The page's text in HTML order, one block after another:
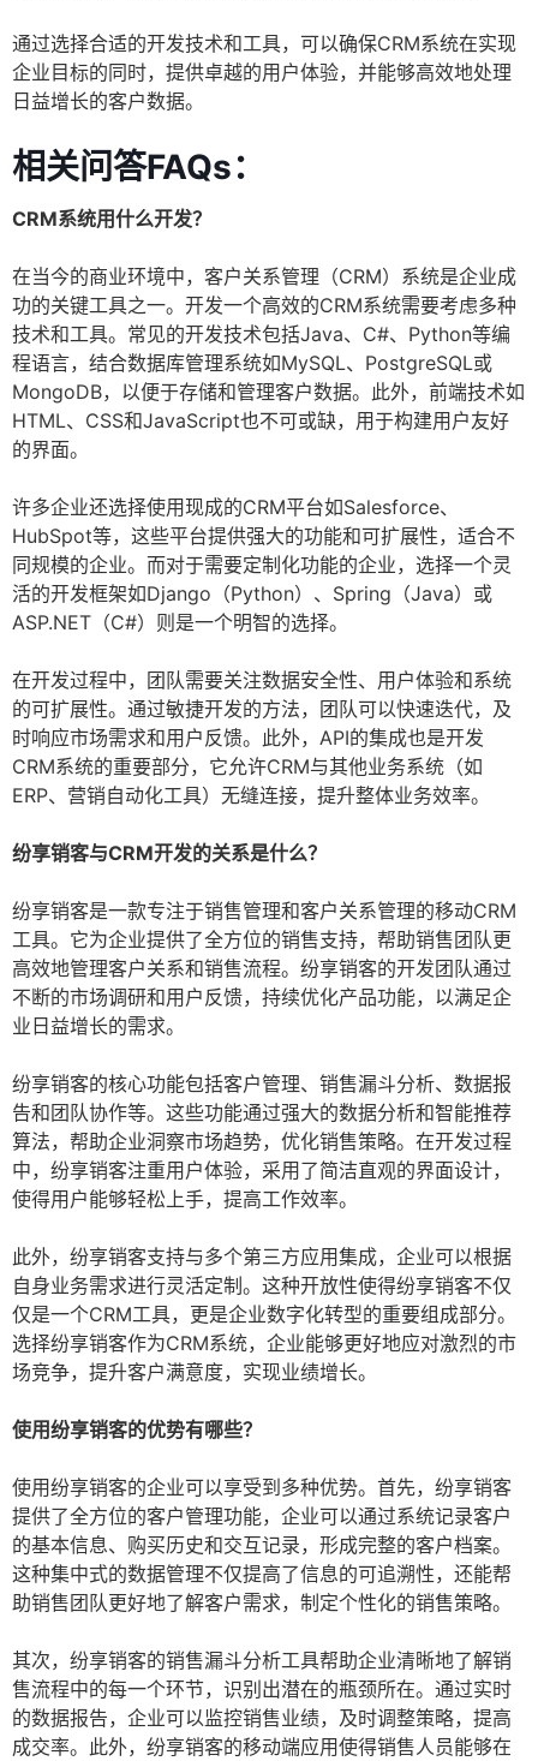
通过选择合适的开发技术和工具，可以确保CRM系统在实现
企业目标的同时，提供卓越的用户体验，并能够高效地处理
日益增长的客户数据。
相关问答FAQs：
CRM系统用什么开发？
在当今的商业环境中，客户关系管理（CRM）系统是企业成
功的关键工具之一。开发一个高效的CRM系统需要考虑多种
技术和工具。常见的开发技术包括Java、C#、Python等编
程语言，结合数据库管理系统如MySQL、PostgreSQL或
MongoDB，以便于存储和管理客户数据。此外，前端技术如
HTML、CSS和JavaScript也不可或缺，用于构建用户友好
的界面。
许多企业还选择使用现成的CRM平台如Salesforce、
HubSpot等，这些平台提供强大的功能和可扩展性，适合不
同规模的企业。而对于需要定制化功能的企业，选择一个灵
活的开发框架如Django（Python）、Spring（Java）或
ASP.NET（C#）则是一个明智的选择。
在开发过程中，团队需要关注数据安全性、用户体验和系统
的可扩展性。通过敏捷开发的方法，团队可以快速迭代，及
时响应市场需求和用户反馈。此外，API的集成也是开发
CRM系统的重要部分，它允许CRM与其他业务系统（如
ERP、营销自动化工具）无缝连接，提升整体业务效率。
纷享销客与CRM开发的关系是什么？
纷享销客是一款专注于销售管理和客户关系管理的移动CRM
工具。它为企业提供了全方位的销售支持，帮助销售团队更
高效地管理客户关系和销售流程。纷享销客的开发团队通过
不断的市场调研和用户反馈，持续优化产品功能，以满足企
业日益增长的需求。
纷享销客的核心功能包括客户管理、销售漏斗分析、数据报
告和团队协作等。这些功能通过强大的数据分析和智能推荐
算法，帮助企业洞察市场趋势，优化销售策略。在开发过程
中，纷享销客注重用户体验，采用了简洁直观的界面设计，
使得用户能够轻松上手，提高工作效率。
此外，纷享销客支持与多个第三方应用集成，企业可以根据
自身业务需求进行灵活定制。这种开放性使得纷享销客不仅
仅是一个CRM工具，更是企业数字化转型的重要组成部分。
选择纷享销客作为CRM系统，企业能够更好地应对激烈的市
场竞争，提升客户满意度，实现业绩增长。
使用纷享销客的优势有哪些？
使用纷享销客的企业可以享受到多种优势。首先，纷享销客
提供了全方位的客户管理功能，企业可以通过系统记录客户
的基本信息、购买历史和交互记录，形成完整的客户档案。
这种集中式的数据管理不仅提高了信息的可追溯性，还能帮
助销售团队更好地了解客户需求，制定个性化的销售策略。
其次，纷享销客的销售漏斗分析工具帮助企业清晰地了解销
售流程中的每一个环节，识别出潜在的瓶颈所在。通过实时
的数据报告，企业可以监控销售业绩，及时调整策略，提高
成交率。此外，纷享销客的移动端应用使得销售人员能够在